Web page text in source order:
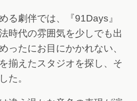
る劇伴では、『91Days』
時代の雰囲気を少しでも出
ったにお目にかかれない、
揃えたスタジオを探し、そ
た。